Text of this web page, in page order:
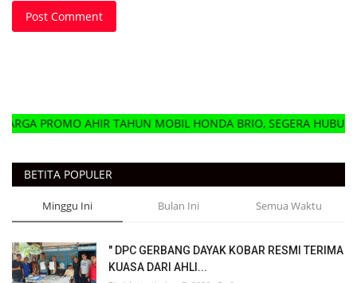
Post Comment
AHIR TAHUN MOBIL HONDA BRIO, SEGERA HUBUNGI DELER
BETITA POPULER
Minggu Ini Bulan Ini Semua Waktu
" DPC GERBANG DAYAK KOBAR RESMI TERIMA
KUASA DARI AHLI...